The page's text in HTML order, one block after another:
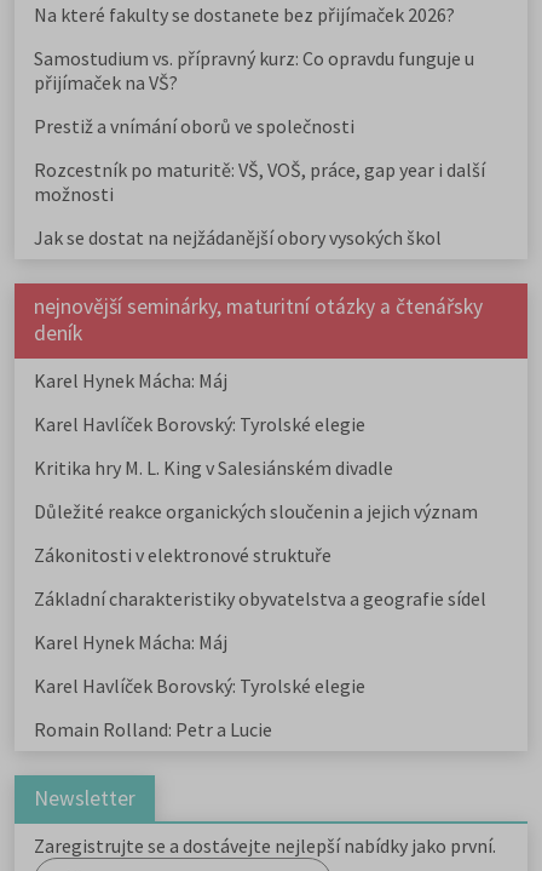
Na které fakulty se dostanete bez přijímaček 2026?
Samostudium vs. přípravný kurz: Co opravdu funguje u
přijímaček na VŠ?
Prestiž a vnímání oborů ve společnosti
Rozcestník po maturitě: VŠ, VOŠ, práce, gap year i další
možnosti
Jak se dostat na nejžádanější obory vysokých škol
nejnovější seminárky, maturitní otázky a čtenářsky
deník
Karel Hynek Mácha: Máj
Karel Havlíček Borovský: Tyrolské elegie
Kritika hry M. L. King v Salesiánském divadle
Důležité reakce organických sloučenin a jejich význam
Zákonitosti v elektronové struktuře
Základní charakteristiky obyvatelstva a geografie sídel
Karel Hynek Mácha: Máj
Karel Havlíček Borovský: Tyrolské elegie
Romain Rolland: Petr a Lucie
Newsletter
Zaregistrujte se a dostávejte nejlepší nabídky jako první.